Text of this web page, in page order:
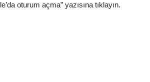
oturum açma” yazısına tıklayın.